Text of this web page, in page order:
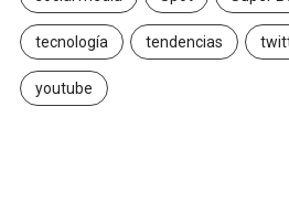
tecnología tendencias
youtube